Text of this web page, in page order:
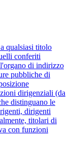
qualsiasi titolo
conferiti
di indirizzo
pubbliche di
dirigenziali (da
distinguano le
dirigenti
titolari di
con funzioni